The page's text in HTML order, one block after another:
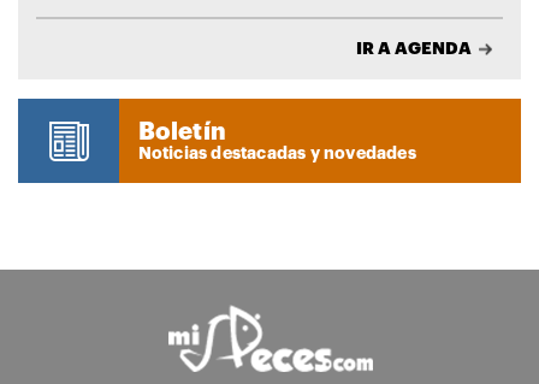
IR A AGENDA
Boletín
Noticias destacadas y novedades